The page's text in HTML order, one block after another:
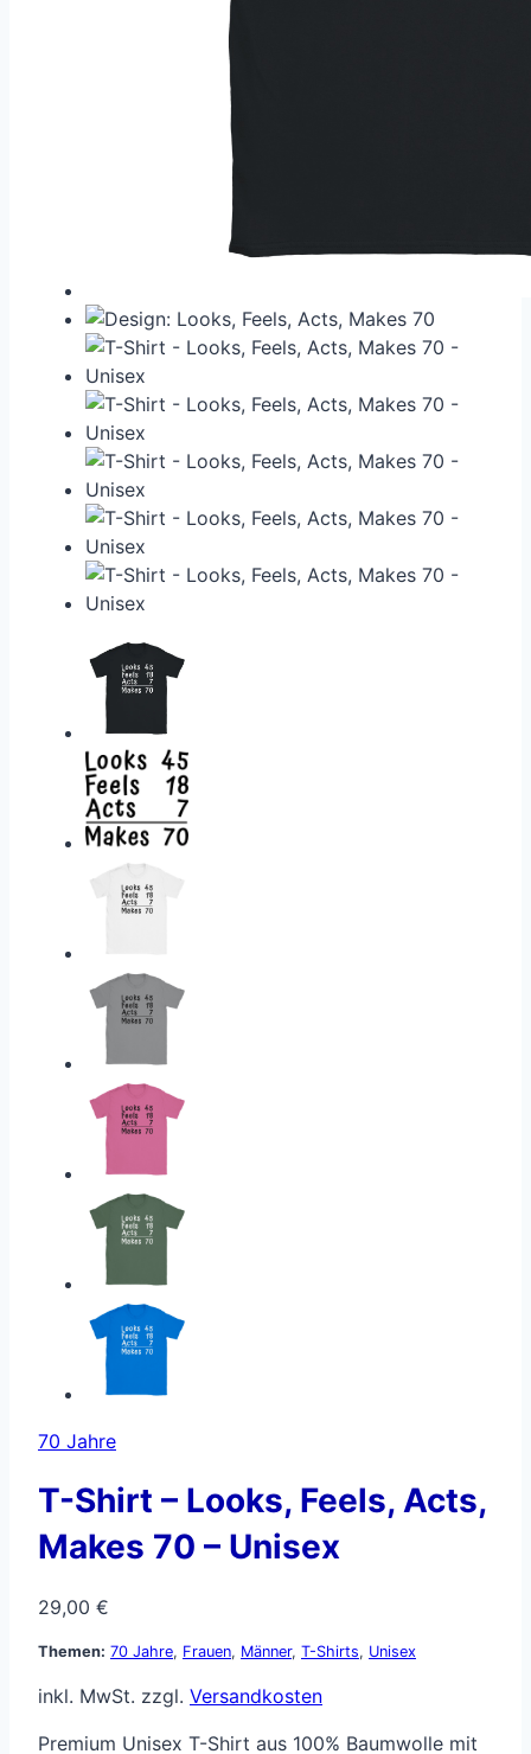
70 Jahre
T-Shirt – Looks, Feels, Acts,
Makes 70 – Unisex
29,00 €
Themen: 70 Jahre, Frauen, Männer, T-Shirts, Unisex
inkl. MwSt. zzgl. Versandkosten
Premium Unisex T-Shirt aus 100% Baumwolle mit